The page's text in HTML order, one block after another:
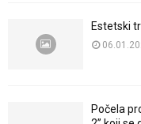
Estetski
Počela